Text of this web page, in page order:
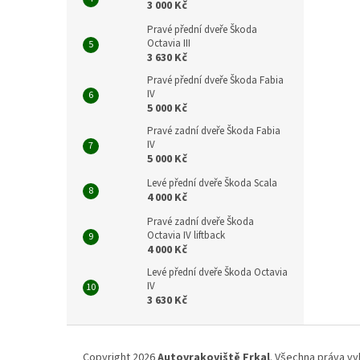
3 000 Kč
Pravé přední dveře Škoda
Octavia III
3 630 Kč
Pravé přední dveře Škoda Fabia
IV
5 000 Kč
Pravé zadní dveře Škoda Fabia
IV
5 000 Kč
Levé přední dveře Škoda Scala
4 000 Kč
Pravé zadní dveře Škoda
Octavia IV liftback
4 000 Kč
Levé přední dveře Škoda Octavia
IV
3 630 Kč